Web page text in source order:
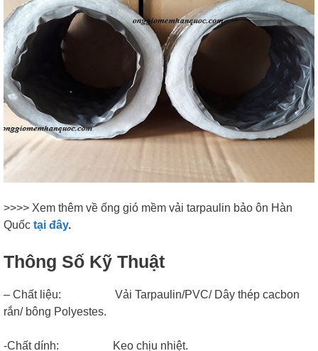
>>>> Xem thêm về ống gió mềm vải tarpaulin bảo ôn Hàn
Quốc tại đây.
Thông Số Kỹ Thuật
– Chất liệu: Vải Tarpaulin/PVC/ Dây thép cacbon
rắn/ bông Polyestes.
-Chất dính: Keo chịu nhiệt.